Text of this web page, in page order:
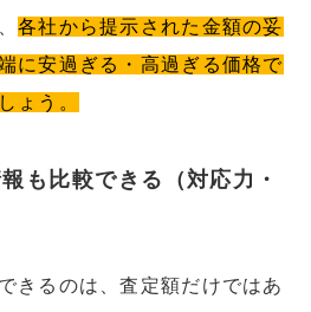
各社から提示された金額の妥
に安過ぎる・高過ぎる価格で
ょう。
も比較できる（対応力・
きるのは、査定額だけではあ